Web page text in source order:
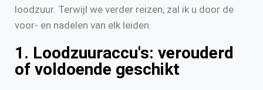
loodzuur. Terwijl we verder reizen, zal ik u door de
voor- en nadelen van elk leiden.
1. Loodzuuraccu's: verouderd
of voldoende geschikt